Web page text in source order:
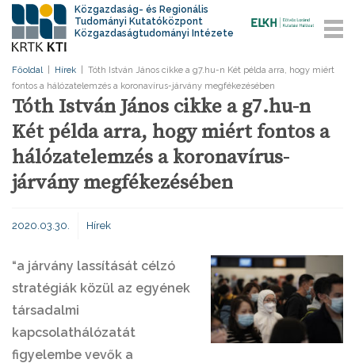
Közgazdaság- és Regionális
Tudományi Kutatóközpont
Közgazdaságtudományi Intézete
Főoldal Hírek
Tóth István János cikke a g7.hu-n Két példa arra, hogy miért
fontos a hálózatelemzés a koronavírus-járvány megfékezésében
Tóth István János cikke a g7.hu-n
Két példa arra, hogy miért fontos a
hálózatelemzés a koronavírus-
járvány megfékezésében
2020.03.30. Hírek
“a járvány lassítását célzó
stratégiák közül az egyének
társadalmi
kapcsolathálózatát
figyelembe vevők a